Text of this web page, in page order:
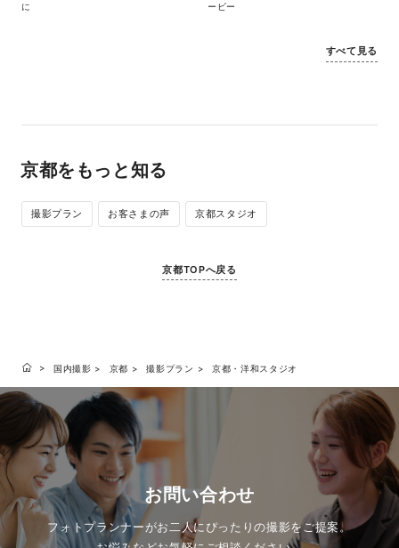
に
ービー
すべて見る
京都をもっと知る
撮影プラン お客さまの声 京都スタジオ
京都TOPへ戻る
国内撮影 京都 撮影プラン 京都・洋和スタジオ
お問い合わせ
フォトプランナーがお二人にぴったりの撮影をご提案。